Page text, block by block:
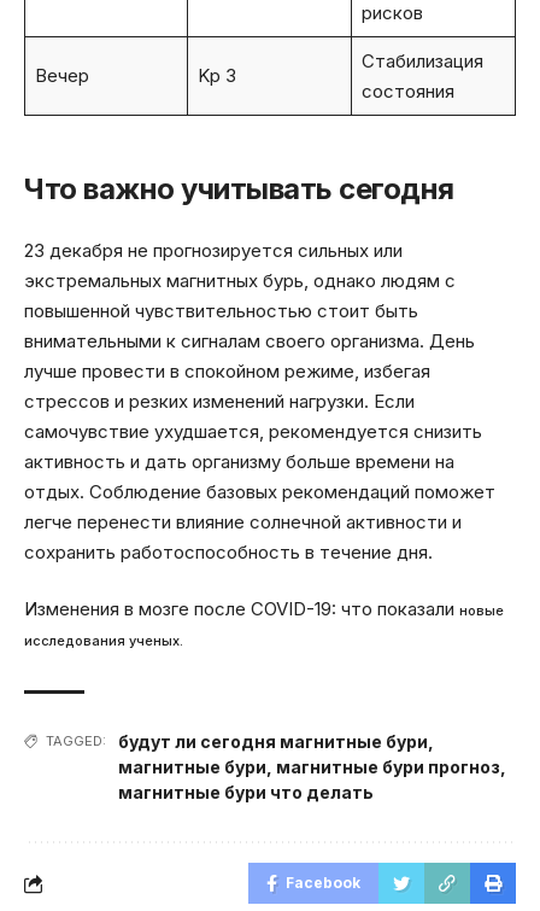
рисков
Вечер Kp 3
Стабилизация
состояния
Что важно учитывать сегодня
23 декабря не прогнозируется сильных или
экстремальных магнитных бурь, однако людям с
повышенной чувствительностью стоит быть
внимательными к сигналам своего организма. День
лучше провести в спокойном режиме, избегая
стрессов и резких изменений нагрузки. Если
самочувствие ухудшается, рекомендуется снизить
активность и дать организму больше времени на
отдых. Соблюдение базовых рекомендаций поможет
легче перенести влияние солнечной активности и
сохранить работоспособность в течение дня.
Изменения в мозге после COVID-19: что показали новые
исследования ученых.
TAGGED: будут ли сегодня магнитные бури
магнитные бури магнитные бури прогноз
магнитные бури что делать
Facebook